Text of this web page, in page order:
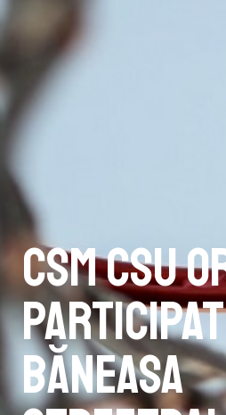
CSM CSU
Băneasa